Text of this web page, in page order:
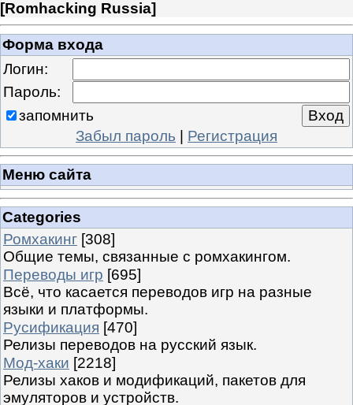
[Romhacking Russia]
Форма входа
Логин:
Пароль:
запомнить
Забыл пароль | Регистрация
Меню сайта
Categories
Ромхакинг [308]
Общие темы, связанные с ромхакингом.
Переводы игр [695]
Всё, что касается переводов игр на разные
языки и платформы.
Русификация [470]
Релизы переводов на русский язык.
Мод-хаки [2218]
Релизы хаков и модификаций, пакетов для
эмуляторов и устройств.